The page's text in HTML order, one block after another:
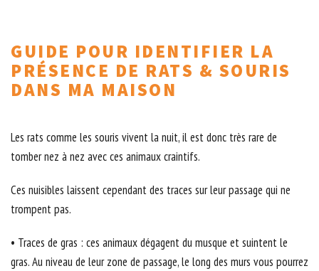
GUIDE POUR IDENTIFIER LA
PRÉSENCE DE RATS & SOURIS
DANS MA MAISON
Les rats comme les souris vivent la nuit, il est donc très rare de
tomber nez à nez avec ces animaux craintifs.
Ces nuisibles laissent cependant des traces sur leur passage qui ne
trompent pas.
• Traces de gras : ces animaux dégagent du musque et suintent le
gras. Au niveau de leur zone de passage, le long des murs vous pourrez